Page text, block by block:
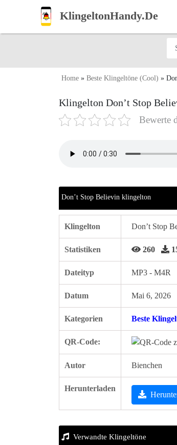
KlingeltonHandy.De
Home » Beste Klingeltöne (Cool) »
Klingelton Don’t Stop
Bewerte
Don’t Stop Believin klingelton
Klingelton Don’t Stop
Statistiken 260
Dateityp MP3 - M4R
Datum Mai 6, 2026
Kategorien Beste
QR-Code:
Autor Bienchen
Herunterladen
Verwandte Klingeltöne